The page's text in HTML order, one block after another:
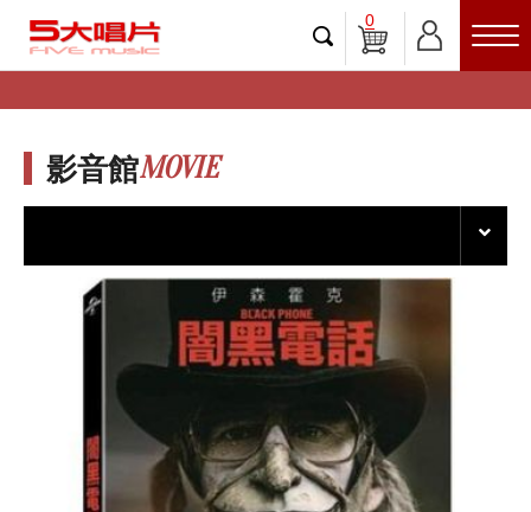
0
影音館MOVIE